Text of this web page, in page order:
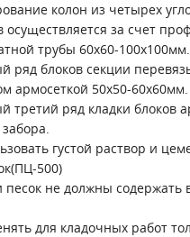
колон из четырех
осуществляется за счет
трубы 60х60-100х100мм.
ряд блоков секции
армосеткой 50х50-60х60мм.
третий ряд кладки блоков
густой раствор и
500)
песок не должны содержать
для кладочных работ